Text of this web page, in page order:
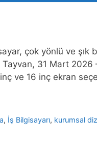
çok yönlü ve şık
Tayvan, 31 Mart
ve 16 inç ekran
, İş Bilgisayarı, kurumsal